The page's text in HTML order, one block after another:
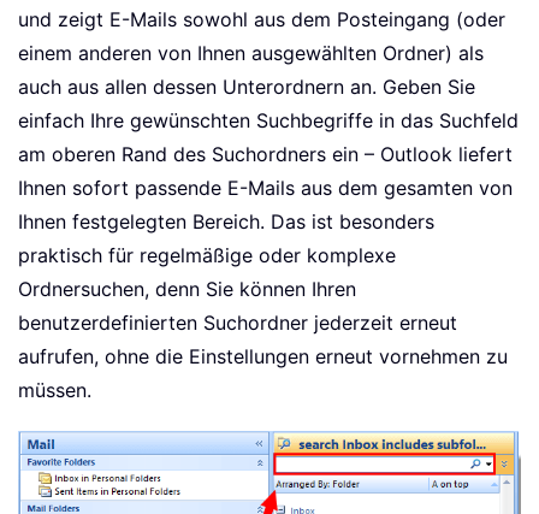
und zeigt E-Mails sowohl aus dem Posteingang (oder
einem anderen von Ihnen ausgewählten Ordner) als
auch aus allen dessen Unterordnern an. Geben Sie
einfach Ihre gewünschten Suchbegriffe in das Suchfeld
am oberen Rand des Suchordners ein – Outlook liefert
Ihnen sofort passende E-Mails aus dem gesamten von
Ihnen festgelegten Bereich. Das ist besonders
praktisch für regelmäßige oder komplexe
Ordnersuchen, denn Sie können Ihren
benutzerdefinierten Suchordner jederzeit erneut
aufrufen, ohne die Einstellungen erneut vornehmen zu
müssen.